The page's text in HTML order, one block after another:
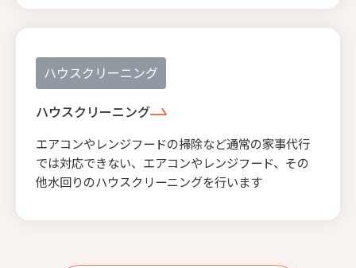
ハウスクリーニング
ハウスクリーニング
エアコンやレンジフードの掃除など通常の家事代行
では対応できない、エアコンやレンジフード、その
他水回りのハウスクリーニングを行います